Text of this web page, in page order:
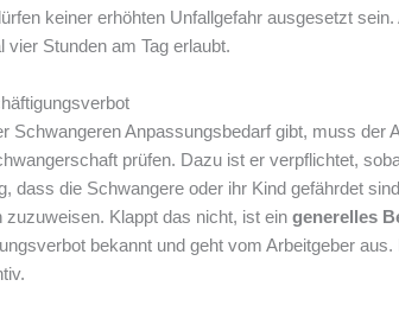
keiner erhöhten Unfallgefahr ausgesetzt
Stunden am Tag erlaubt.
Schwangeren Anpassungsbedarf gibt, muss der
prüfen. Dazu ist er verpflichtet,
dass die Schwangere oder ihr Kind gefährdet
Klappt das nicht, ist ein generelles
bekannt und geht vom Arbeitgeber